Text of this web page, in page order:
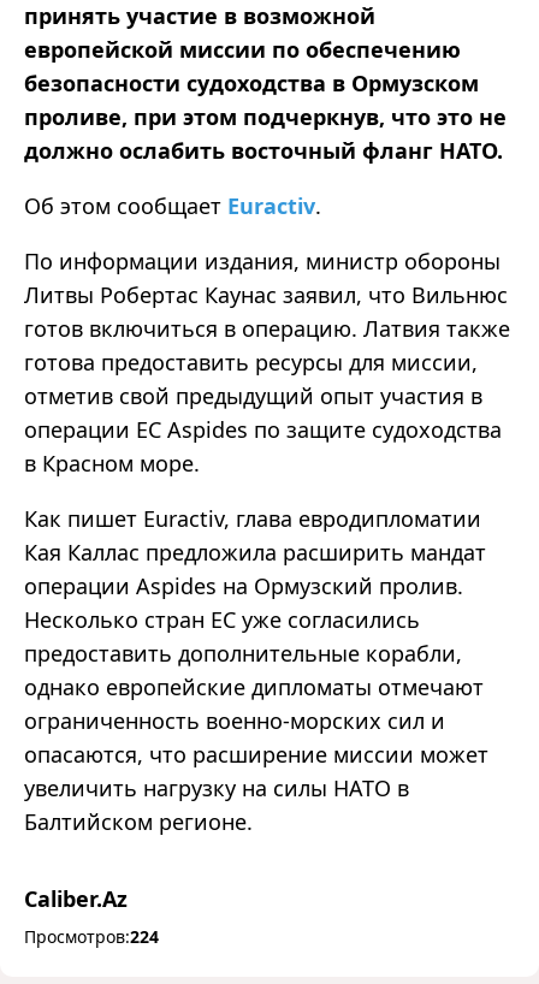
принять участие в возможной
европейской миссии по обеспечению
безопасности судоходства в Ормузском
проливе, при этом подчеркнув, что это не
должно ослабить восточный фланг НАТО.
Об этом сообщает Euractiv.
По информации издания, министр обороны
Литвы Робертас Каунас заявил, что Вильнюс
готов включиться в операцию. Латвия также
готова предоставить ресурсы для миссии,
отметив свой предыдущий опыт участия в
операции ЕС Aspides по защите судоходства
в Красном море.
Как пишет Euractiv, глава евродипломатии
Кая Каллас предложила расширить мандат
операции Aspides на Ормузский пролив.
Несколько стран ЕС уже согласились
предоставить дополнительные корабли,
однако европейские дипломаты отмечают
ограниченность военно-морских сил и
опасаются, что расширение миссии может
увеличить нагрузку на силы НАТО в
Балтийском регионе.
Caliber.Az
Просмотров:224